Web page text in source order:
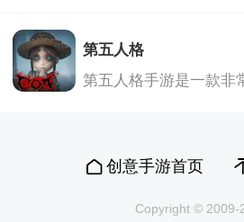
第五人格
创意手游首页
Copyright © 2009-